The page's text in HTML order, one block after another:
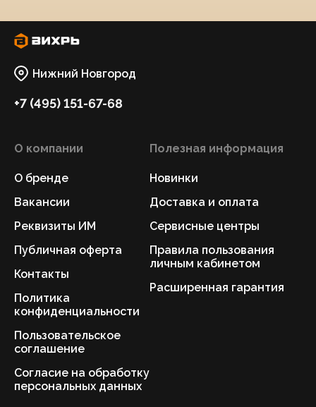
Нижний Новгород
+7 (495) 151-67-68
О компании
О бренде
Вакансии
Реквизиты ИМ
Публичная оферта
Контакты
Политика
конфиденциальности
Пользовательское
соглашение
Согласие на обработку
персональных данных
Полезная информация
Новинки
Доставка и оплата
Сервисные центры
Правила пользования
личным кабинетом
Расширенная гарантия